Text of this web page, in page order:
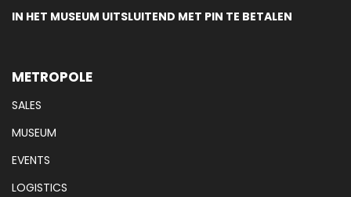
IN HET MUSEUM UITSLUITEND MET PIN TE BETALEN
METROPOLE
SALES
MUSEUM
EVENTS
LOGISTICS